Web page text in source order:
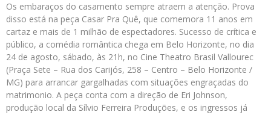
Os embaraços do casamento sempre atraem a atenção. Prova
disso está na peça Casar Pra Quê, que comemora 11 anos em
cartaz e mais de 1 milhão de espectadores. Sucesso de crítica e
público, a comédia romântica chega em Belo Horizonte, no dia
24 de agosto, sábado, às 21h, no Cine Theatro Brasil Vallourec
(Praça Sete – Rua dos Carijós, 258 – Centro – Belo Horizonte /
MG) para arrancar gargalhadas com situações engraçadas do
matrimonio. A peça conta com a direção de Eri Johnson,
produção local da Sílvio Ferreira Produções, e os ingressos já